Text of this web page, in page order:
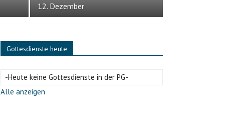
12. Dezember
Gottesdienste heute
-Heute keine Gottesdienste in der PG-
Alle anzeigen